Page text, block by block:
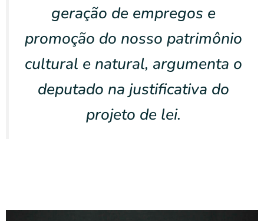
geração de empregos e
promoção do nosso patrimônio
cultural e natural, argumenta o
deputado na justificativa do
projeto de lei.